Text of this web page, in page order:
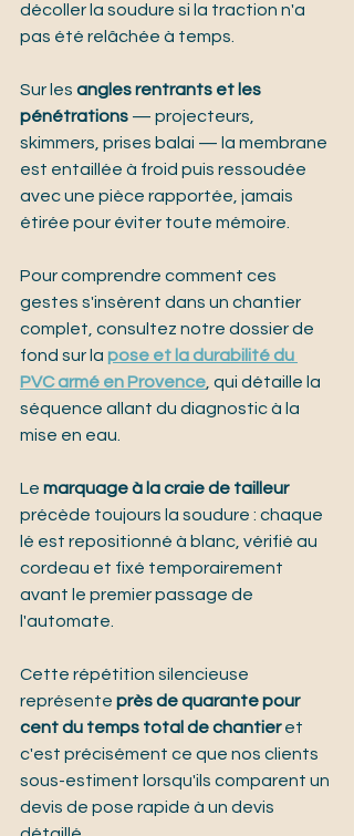
décoller la soudure si la traction n'a
pas été relâchée à temps.
Sur les angles rentrants et les
pénétrations — projecteurs,
skimmers, prises balai — la membrane
est entaillée à froid puis ressoudée
avec une pièce rapportée, jamais
étirée pour éviter toute mémoire.
Pour comprendre comment ces
gestes s'insèrent dans un chantier
complet, consultez notre dossier de
fond sur la pose et la durabilité du
PVC armé en Provence, qui détaille la
séquence allant du diagnostic à la
mise en eau.
Le marquage à la craie de tailleur
précède toujours la soudure : chaque
lé est repositionné à blanc, vérifié au
cordeau et fixé temporairement
avant le premier passage de
l'automate.
Cette répétition silencieuse
représente près de quarante pour
cent du temps total de chantier et
c'est précisément ce que nos clients
sous-estiment lorsqu'ils comparent un
devis de pose rapide à un devis